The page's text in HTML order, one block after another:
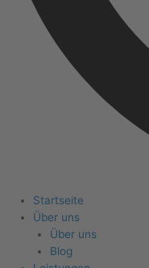
Startseite
Über uns
Über uns
Blog